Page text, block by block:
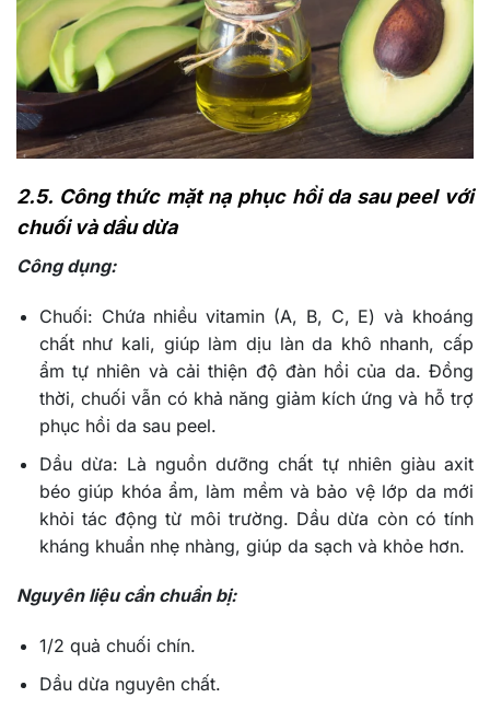
2.5. Công thức mặt nạ phục hồi da sau peel với
chuối và dầu dừa
Công dụng:
Chuối: Chứa nhiều vitamin (A, B, C, E) và khoáng
chất như kali, giúp làm dịu làn da khô nhanh, cấp
ẩm tự nhiên và cải thiện độ đàn hồi của da. Đồng
thời, chuối vẫn có khả năng giảm kích ứng và hỗ trợ
phục hồi da sau peel.
Dầu dừa: Là nguồn dưỡng chất tự nhiên giàu axit
béo giúp khóa ẩm, làm mềm và bảo vệ lớp da mới
khỏi tác động từ môi trường. Dầu dừa còn có tính
kháng khuẩn nhẹ nhàng, giúp da sạch và khỏe hơn.
Nguyên liệu cần chuẩn bị:
1/2 quả chuối chín.
Dầu dừa nguyên chất.